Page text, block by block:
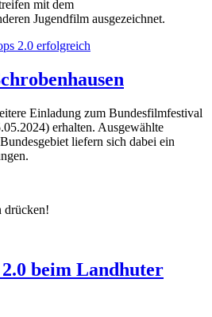
mit dem
Jugendfilm ausgezeichnet.
2.0 erfolgreich
Einladung zum Bundesfilmfestival
erhalten. Ausgewählte
liefern sich dabei ein
drücken!
2.0 beim Landhuter